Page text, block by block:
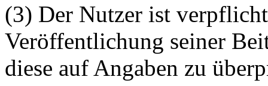
(3) Der Nutzer ist
Veröffentlichung seiner
diese auf Angaben zu